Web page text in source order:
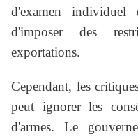
d'examen
d'imposer des
exportations.
Cependant, les
peut ignorer les
d'armes. Le